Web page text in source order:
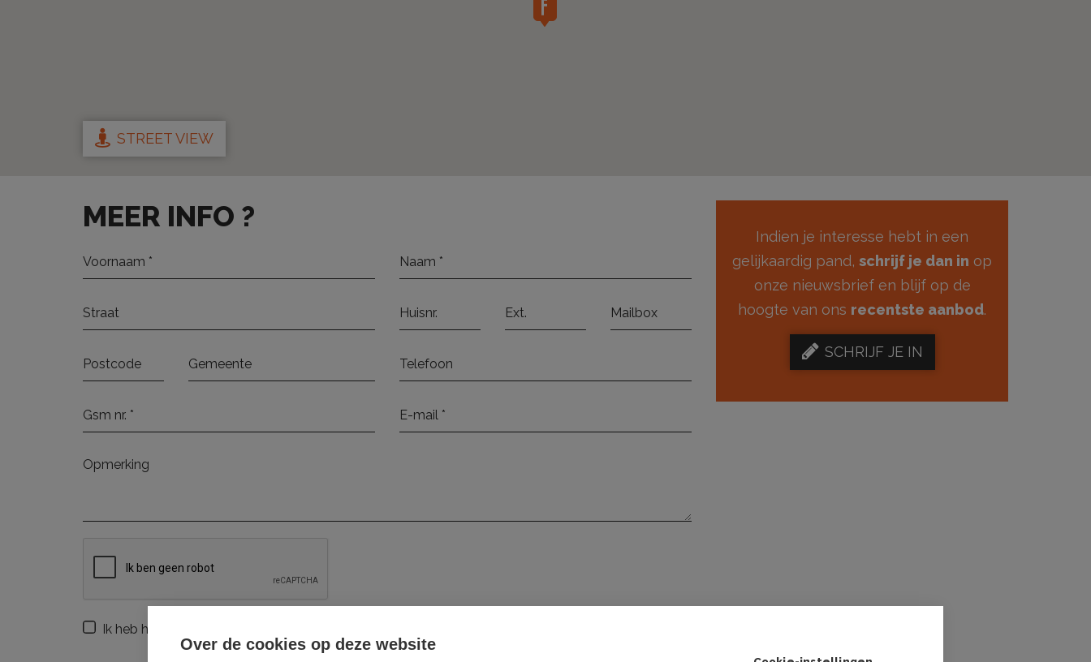
STREET VIEW
MEER INFO ?
Ik heb het
Indien je interesse hebt in een
gelijkaardig pand, schrijf je dan in op
onze nieuwsbrief en blijf op de
hoogte van ons recentste aanbod.
SCHRIJF JE IN
Over de cookies op deze website